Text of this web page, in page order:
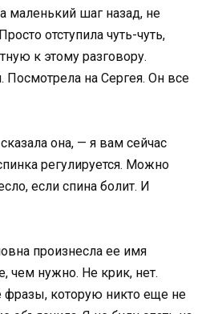
маленький шаг назад, не
отступила чуть-чуть,
к этому разговору.
Посмотрела на Сергея. Он все
она, — я вам сейчас
регулируется. Можно
если спина болит. И
произнесла ее имя
чем нужно. Не крик, нет.
фразы, которую никто еще не